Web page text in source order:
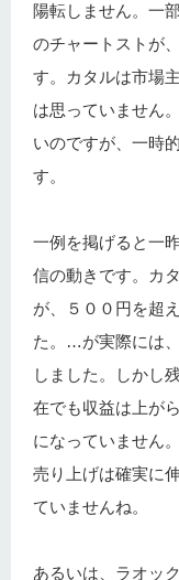
陽転しません。一
のチャートストが
す。カタルは市場
は思っていません
いのですが、一時
す。
一例を掲げると一
信の動きです。カ
が、５００円を超
た。…が実際には
しました。しかし
在でも収益は上が
になっていません
売り上げは確実に
ていませんね。
あるいは、ラオッ